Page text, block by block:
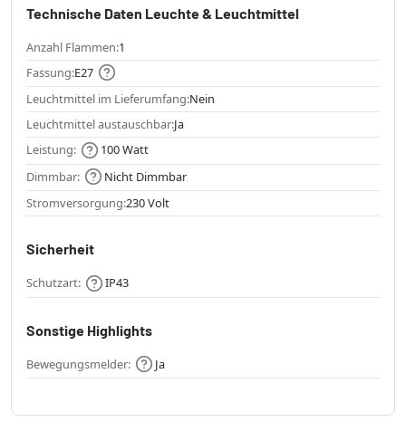
Technische Daten Leuchte & Leuchtmittel
Anzahl Flammen:1
Fassung:E27
Leuchtmittel im Lieferumfang:Nein
Leuchtmittel austauschbar:Ja
Leistung:
100 Watt
Dimmbar:
Nicht Dimmbar
Stromversorgung:230 Volt
Sicherheit
Schutzart: IP43
Sonstige Highlights
Bewegungsmelder: Ja